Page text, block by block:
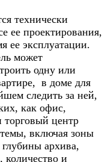
технически
ее проектирования,
ее эксплуатации.
может
одну или
в доме для
следить за ней,
как офис,
торговый центр
включая зоны
архива,
количество и